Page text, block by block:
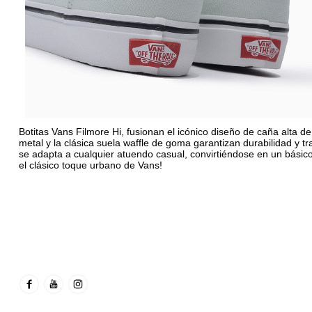
Botitas Vans Filmore Hi, fusionan el icónico diseño de caña alta
metal y la clásica suela waffle de goma garantizan durabilidad y
se adapta a cualquier atuendo casual, convirtiéndose en un
el clásico toque urbano de Vans!